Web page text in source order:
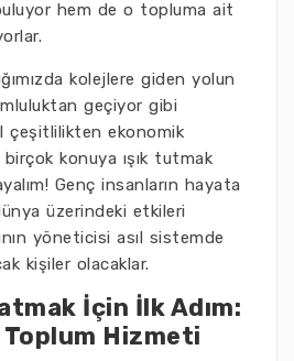
hem de o topluma ait
kolejlere giden yolun
geçiyor gibi
çeşitlilikten ekonomik
konuya ışık tutmak
Genç insanların hayata
üzerindeki etkileri
yöneticisi asıl sistemde
kişiler olacaklar.
İçin İlk Adım:
Hizmeti